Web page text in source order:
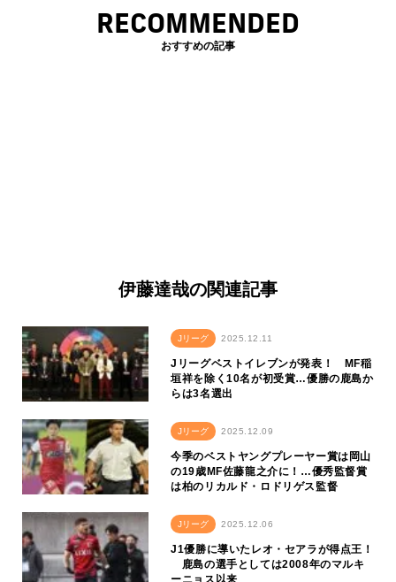
RECOMMENDED
おすすめの記事
伊藤達哉の関連記事
Jリーグ 2025.12.11
Jリーグベストイレブンが発表！ MF稲
垣祥を除く10名が初受賞…優勝の鹿島か
らは3名選出
Jリーグ 2025.12.09
今季のベストヤングプレーヤー賞は岡山
の19歳MF佐藤龍之介に！…優秀監督賞
は柏のリカルド・ロドリゲス監督
Jリーグ 2025.12.06
J1優勝に導いたレオ・セアラが得点王！
鹿島の選手としては2008年のマルキ
ーニョス以来